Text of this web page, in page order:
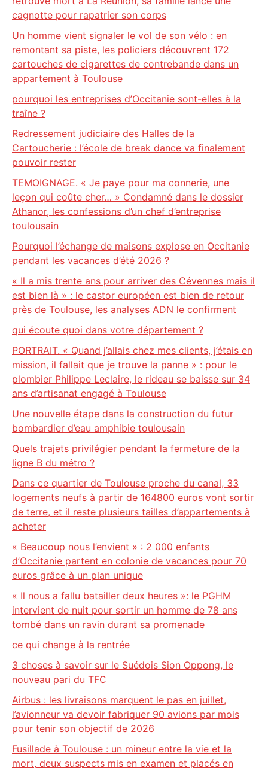
cagnotte pour rapatrier son corps
Un homme vient signaler le vol de son vélo : en
remontant sa piste, les policiers découvrent 172
cartouches de cigarettes de contrebande dans un
appartement à Toulouse
pourquoi les entreprises d’Occitanie sont-elles à la
traîne ?
Redressement judiciaire des Halles de la
Cartoucherie : l’école de break dance va finalement
pouvoir rester
TEMOIGNAGE. « Je paye pour ma connerie, une
leçon qui coûte cher… » Condamné dans le dossier
Athanor, les confessions d’un chef d’entreprise
toulousain
Pourquoi l’échange de maisons explose en Occitanie
pendant les vacances d’été 2026 ?
« Il a mis trente ans pour arriver des Cévennes mais il
est bien là » : le castor européen est bien de retour
près de Toulouse, les analyses ADN le confirment
qui écoute quoi dans votre département ?
PORTRAIT. « Quand j’allais chez mes clients, j’étais en
mission, il fallait que je trouve la panne » : pour le
plombier Philippe Leclaire, le rideau se baisse sur 34
ans d’artisanat engagé à Toulouse
Une nouvelle étape dans la construction du futur
bombardier d’eau amphibie toulousain
Quels trajets privilégier pendant la fermeture de la
ligne B du métro ?
Dans ce quartier de Toulouse proche du canal, 33
logements neufs à partir de 164800 euros vont sortir
de terre, et il reste plusieurs tailles d’appartements à
acheter
« Beaucoup nous l’envient » : 2 000 enfants
d’Occitanie partent en colonie de vacances pour 70
euros grâce à un plan unique
« Il nous a fallu batailler deux heures »: le PGHM
intervient de nuit pour sortir un homme de 78 ans
tombé dans un ravin durant sa promenade
ce qui change à la rentrée
3 choses à savoir sur le Suédois Sion Oppong, le
nouveau pari du TFC
Airbus : les livraisons marquent le pas en juillet,
l’avionneur va devoir fabriquer 90 avions par mois
pour tenir son objectif de 2026
Fusillade à Toulouse : un mineur entre la vie et la
mort, deux suspects mis en examen et placés en